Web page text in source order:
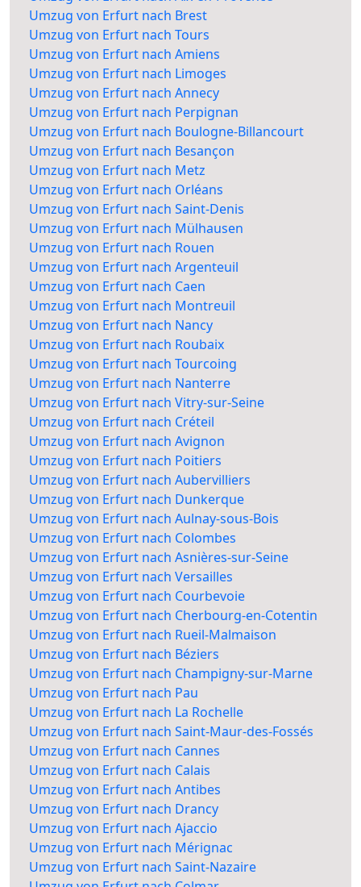
Umzug von Erfurt nach Brest
Umzug von Erfurt nach Tours
Umzug von Erfurt nach Amiens
Umzug von Erfurt nach Limoges
Umzug von Erfurt nach Annecy
Umzug von Erfurt nach Perpignan
Umzug von Erfurt nach Boulogne-Billancourt
Umzug von Erfurt nach Besançon
Umzug von Erfurt nach Metz
Umzug von Erfurt nach Orléans
Umzug von Erfurt nach Saint-Denis
Umzug von Erfurt nach Mülhausen
Umzug von Erfurt nach Rouen
Umzug von Erfurt nach Argenteuil
Umzug von Erfurt nach Caen
Umzug von Erfurt nach Montreuil
Umzug von Erfurt nach Nancy
Umzug von Erfurt nach Roubaix
Umzug von Erfurt nach Tourcoing
Umzug von Erfurt nach Nanterre
Umzug von Erfurt nach Vitry-sur-Seine
Umzug von Erfurt nach Créteil
Umzug von Erfurt nach Avignon
Umzug von Erfurt nach Poitiers
Umzug von Erfurt nach Aubervilliers
Umzug von Erfurt nach Dunkerque
Umzug von Erfurt nach Aulnay-sous-Bois
Umzug von Erfurt nach Colombes
Umzug von Erfurt nach Asnières-sur-Seine
Umzug von Erfurt nach Versailles
Umzug von Erfurt nach Courbevoie
Umzug von Erfurt nach Cherbourg-en-Cotentin
Umzug von Erfurt nach Rueil-Malmaison
Umzug von Erfurt nach Béziers
Umzug von Erfurt nach Champigny-sur-Marne
Umzug von Erfurt nach Pau
Umzug von Erfurt nach La Rochelle
Umzug von Erfurt nach Saint-Maur-des-Fossés
Umzug von Erfurt nach Cannes
Umzug von Erfurt nach Calais
Umzug von Erfurt nach Antibes
Umzug von Erfurt nach Drancy
Umzug von Erfurt nach Ajaccio
Umzug von Erfurt nach Mérignac
Umzug von Erfurt nach Saint-Nazaire